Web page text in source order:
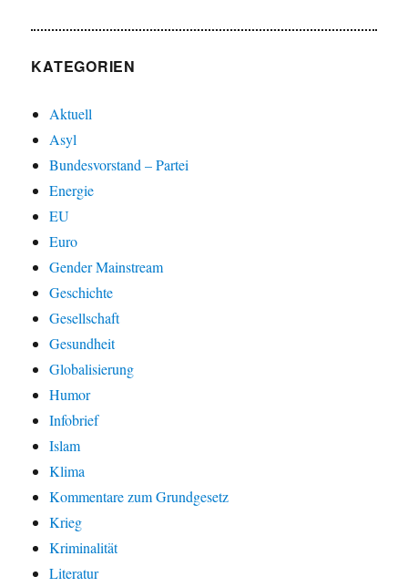
KATEGORIEN
Aktuell
Asyl
Bundesvorstand – Partei
Energie
EU
Euro
Gender Mainstream
Geschichte
Gesellschaft
Gesundheit
Globalisierung
Humor
Infobrief
Islam
Klima
Kommentare zum Grundgesetz
Krieg
Kriminalität
Literatur